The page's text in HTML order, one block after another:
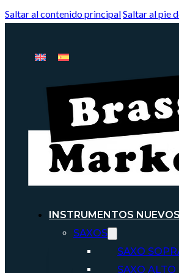
Saltar al contenido principalSaltar al pie
INSTRUMENTOS NUEVOS
SAXOS
SAXO
SAXO ALTO